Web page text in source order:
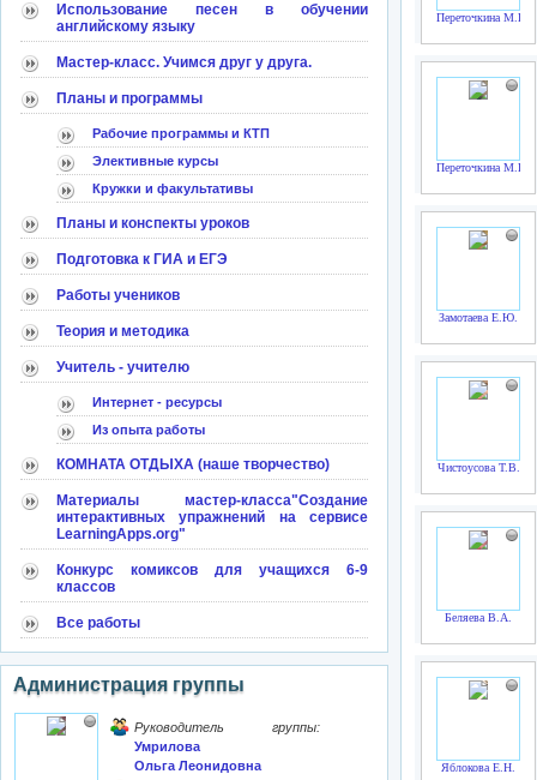
Использование песен в обучении
английскому языку
Мастер-класс. Учимся друг у друга.
Планы и программы
Рабочие программы и КТП
Элективные курсы
Кружки и факультативы
Планы и конспекты уроков
Подготовка к ГИА и ЕГЭ
Работы учеников
Теория и методика
Учитель - учителю
Интернет - ресурсы
Из опыта работы
КОМНАТА ОТДЫХА (наше творчество)
Материалы мастер-класса"Создание
интерактивных упражнений на сервисе
LearningApps.org"
Конкурс комиксов для учащихся 6-9
классов
Все работы
Администрация группы
Руководитель группы:
Умрилова
Ольга Леонидовна
Переточкина М.Г.
Переточкина М.Г.
Замотаева Е.Ю.
Чистоусова Т.В.
Беляева В.А.
Яблокова Е.Н.